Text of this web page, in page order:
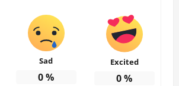
Sad
0%
Excited
0%